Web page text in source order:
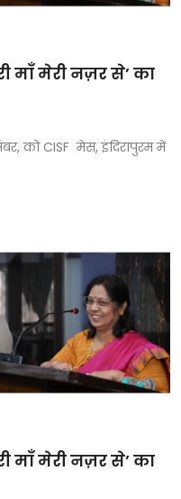
माँ मेरी नज़र से’ का
को CISF मेस, इंदिरापुरम में
माँ मेरी नज़र से’ का